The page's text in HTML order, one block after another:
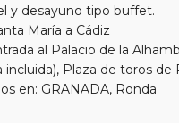
y desayuno tipo buffet.
María a Cádiz
al Palacio de la
Plaza de toros de
en: GRANADA, Ronda